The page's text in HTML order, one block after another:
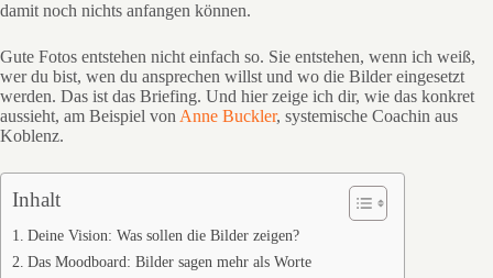
damit noch nichts anfangen können.
Gute Fotos entstehen nicht einfach so. Sie entstehen, wenn ich weiß,
wer du bist, wen du ansprechen willst und wo die Bilder eingesetzt
werden. Das ist das Briefing. Und hier zeige ich dir, wie das konkret
aussieht, am Beispiel von Anne Buckler, systemische Coachin aus
Koblenz.
Inhalt
Deine Vision: Was sollen die Bilder zeigen?
Das Moodboard: Bilder sagen mehr als Worte